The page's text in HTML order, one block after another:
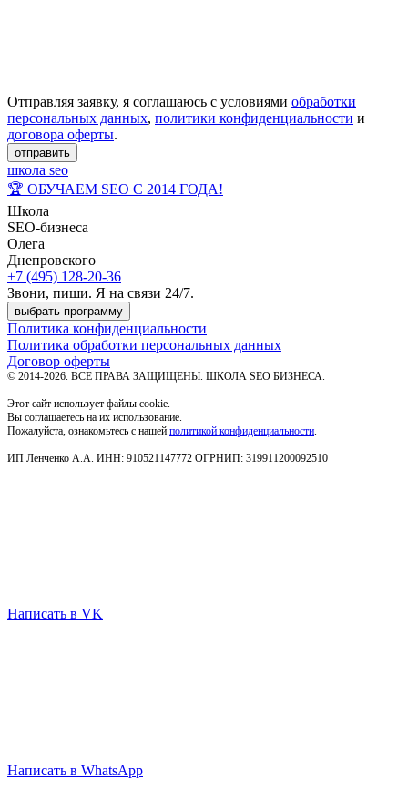
Отправляя заявку, я соглашаюсь с условиями обработки
персональных данных, политики конфиденциальности и
договора оферты.
отправить
школа seo
🏆 ОБУЧАЕМ SEO С 2014 ГОДА!
Школа
SEO-бизнеса
Олега
Днепровского
+7 (495) 128-20-36
Звони, пиши. Я на связи 24/7.
выбрать программу
Политика конфиденциальности
Политика обработки персональных данных
Договор оферты
© 2014-2026. ВСЕ ПРАВА ЗАЩИЩЕНЫ. ШКОЛА SEO БИЗНЕСА.
Этот сайт использует файлы cookie.
Вы соглашаетесь на их использование.
Пожалуйста, ознакомьтесь с нашей политикой конфиденциальности
ИП Ленченко А.А. ИНН: 910521147772 ОГРНИП: 319911200092510
Написать в VK
Написать в WhatsApp